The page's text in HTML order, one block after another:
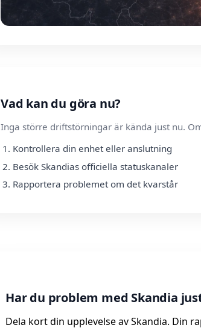
Vad kan du göra nu?
Inga större driftstörningar är kända just nu.
Kontrollera din enhet eller anslutning
Besök Skandias officiella statuskanaler
Rapportera problemet om det kvarstår
Har du problem med Skandia
Dela kort din upplevelse av Skandia. Din